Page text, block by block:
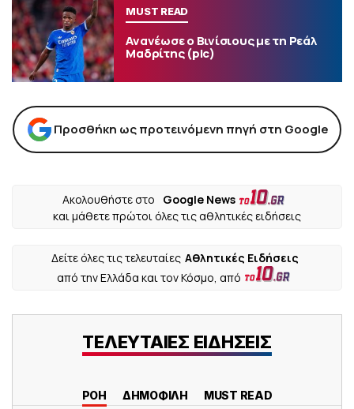
MUST READ
Ανανέωσε ο Βινίσιους με τη Ρεάλ
Μαδρίτης (pic)
Προσθήκη ως προτεινόμενη πηγή στη Google
Ακολουθήστε στο
Google News
και μάθετε πρώτοι όλες τις αθλητικές ειδήσεις
Δείτε όλες τις τελευταίες Αθλητικές Ειδήσεις
από την Ελλάδα και τον Κόσμο, από
ΤΕΛΕΥΤΑΙΕΣ ΕΙΔΗΣΕΙΣ
ΡΟΗ ΔΗΜΟΦΙΛΗ MUST READ